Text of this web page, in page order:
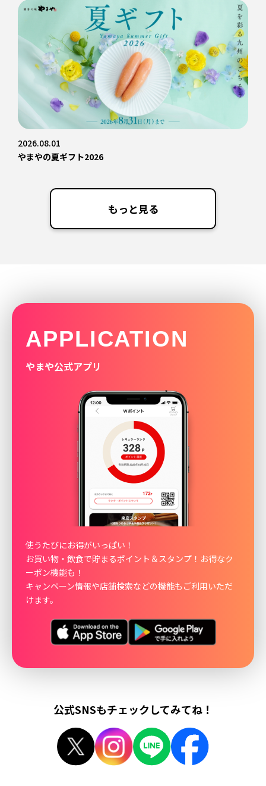
2026.08.01
やまやの夏ギフト2026
もっと見る
APPLICATION
やまや公式アプリ
使うたびにお得がいっぱい！
お買い物・飲食で貯まるポイント＆スタンプ！お得なク
ーポン機能も！
キャンペーン情報や店舗検索などの機能もご利用いただ
けます。
公式SNSもチェックしてみてね！